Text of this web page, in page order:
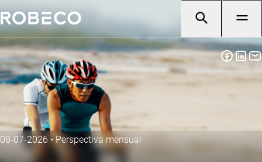
08-07-2026 •Perspectiva mensual